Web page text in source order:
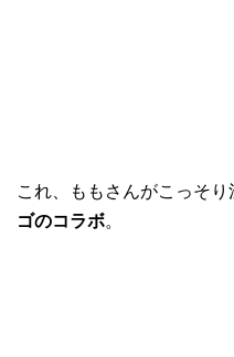
これ、ももさんがこっそり
ゴのコラボ。